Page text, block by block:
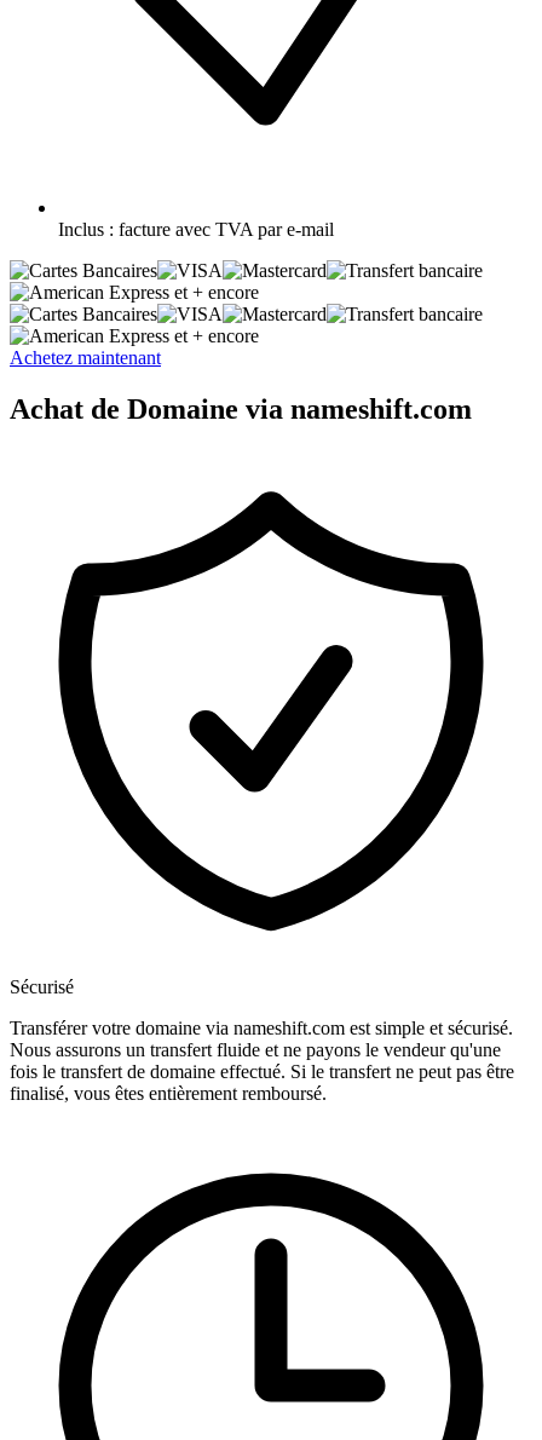
Inclus : facture avec TVA par e-mail
et + encore
et + encore
Achetez maintenant
Achat de Domaine via nameshift.com
Sécurisé
Transférer votre domaine via nameshift.com est simple et sécurisé.
Nous assurons un transfert fluide et ne payons le vendeur qu'une
fois le transfert de domaine effectué. Si le transfert ne peut pas être
finalisé, vous êtes entièrement remboursé.